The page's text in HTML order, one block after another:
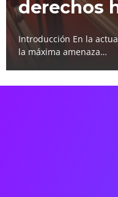
derechos
Introducción En la
la máxima amenaza…